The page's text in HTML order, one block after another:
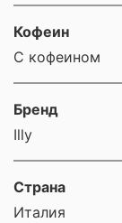
Кофеин
С кофеином
Бренд
Illy
Страна
Италия